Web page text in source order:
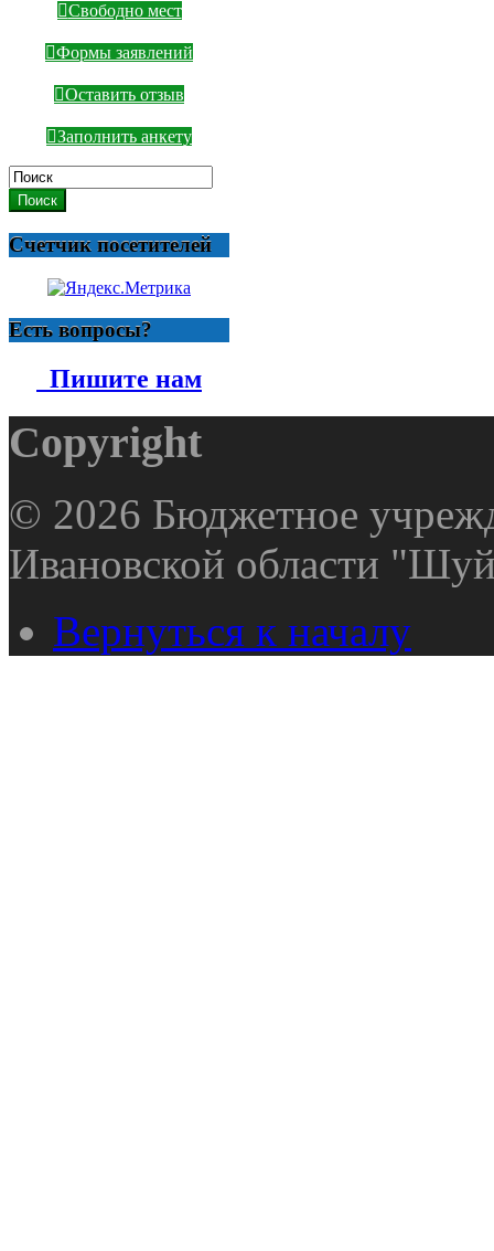
Свободно мест
Формы заявлений
Оставить отзыв
Заполнить анкету
Поиск
Счетчик посетителей
Есть вопросы?
Пишите нам
Copyright
© 2026 Бюджетное
Ивановской области
Вернуться к началу